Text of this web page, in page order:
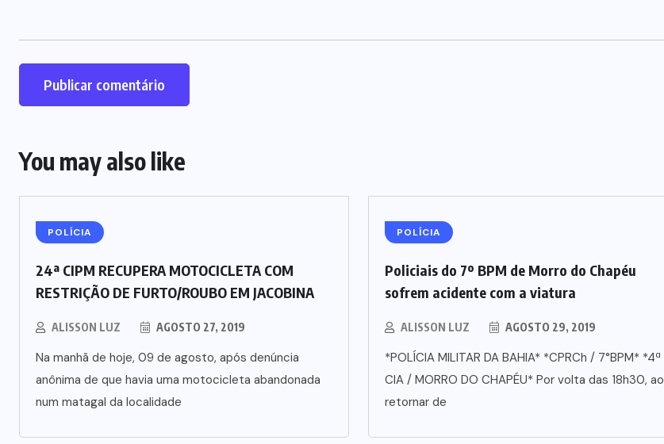
You may also like
POLÍCIA
24ª CIPM RECUPERA MOTOCICLETA COM
RESTRIÇÃO DE FURTO/ROUBO EM JACOBINA
ALISSON LUZ AGOSTO 27, 2019
Na manhã de hoje, 09 de agosto, após denúncia
anônima de que havia uma motocicleta abandonada
num matagal da localidade
POLÍCIA
Policiais do 7º BPM de Morro do Chapéu
sofrem acidente com a viatura
ALISSON LUZ AGOSTO 29, 2019
*POLÍCIA MILITAR DA BAHIA* *CPRCh / 7°BPM* *4ª
CIA / MORRO DO CHAPÉU* Por volta das 18h30, ao
retornar de